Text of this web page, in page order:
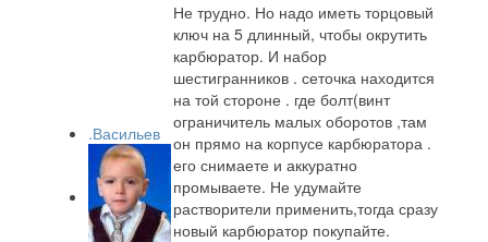
.Васильев
Не трудно. Но надо иметь торцовый
ключ на 5 длинный, чтобы окрутить
карбюратор. И набор
шестигранников . сеточка находится
на той стороне . где болт(винт
ограничитель малых оборотов ,там
он прямо на корпусе карбюратора .
его снимаете и аккуратно
промываете. Не удумайте
растворители применить,тогда сразу
новый карбюратор покупайте.